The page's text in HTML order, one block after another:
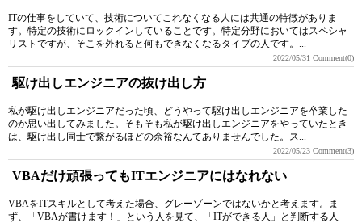
ITの仕事をしていて、技術についてこれなくなる人には共通の特徴がありま
す。特定の技術にロックインしていることです。特定分野においてはスペシャ
リストですが、そこを外れると何もできなくなるタイプの人です。...
2022/05/31 Comment(0)
駆け出しエンジニアの抜け出し方
私が駆け出しエンジニアだった頃、どうやって駆け出しエンジニアを卒業した
のか思い出してみました。そもそも私が駆け出しエンジニアをやっていたとき
は、駆け出し同士で繋がるほどの余裕なんてありませんでした。ス...
2022/05/23 Comment(3)
VBAだけ頑張ってもITエンジニアにはなれない
VBAをITスキルとして考えた場合、グレーゾーンではないかと考えます。ま
ず、「VBAが書けます！」という人を見て、「ITができる人」と判断する人